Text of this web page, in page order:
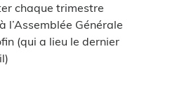
chaque trimestre
l’Assemblée Générale
(qui a lieu le dernier